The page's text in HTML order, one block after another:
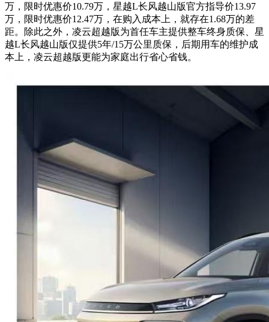
万，限时优惠价10.79万，星越L长风越山版官方指导价13.97
万，限时优惠价12.47万，在购入成本上，就存在1.68万的差
距。除此之外，凌云超越版为首任车主提供整车终身质保、星
越L长风越山版仅提供5年/15万公里质保，后期用车的维护成
本上，凌云超越版更能为家庭出行省心省钱。